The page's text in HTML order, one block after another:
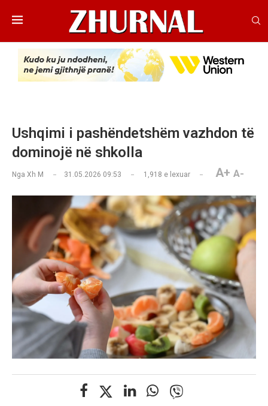
Ushqimi i pashëndetshëm vazhdon të
dominojë në shkolla
Nga Xh M 31.05.2026 09:53 1,918 e lexuar A+ A-